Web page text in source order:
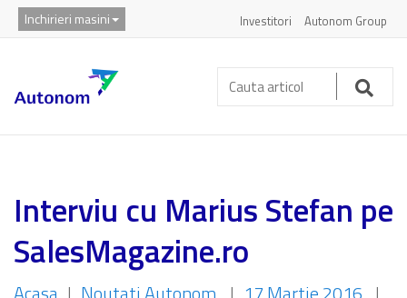
Inchirieri masini Investitori Autonom Group
Cauta
articol:
Interviu cu Marius Stefan pe
SalesMagazine.ro